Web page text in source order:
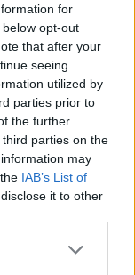
for
opt-out
that after your
seeing
utilized by
parties prior to
the further
parties on the
may
IAB’s List of
it to other
glikemii,